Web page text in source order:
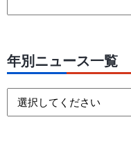
年別ニュース一覧